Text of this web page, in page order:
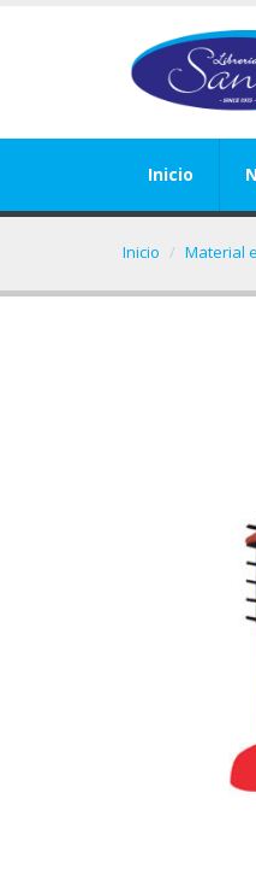
Inicio
Inicio Material